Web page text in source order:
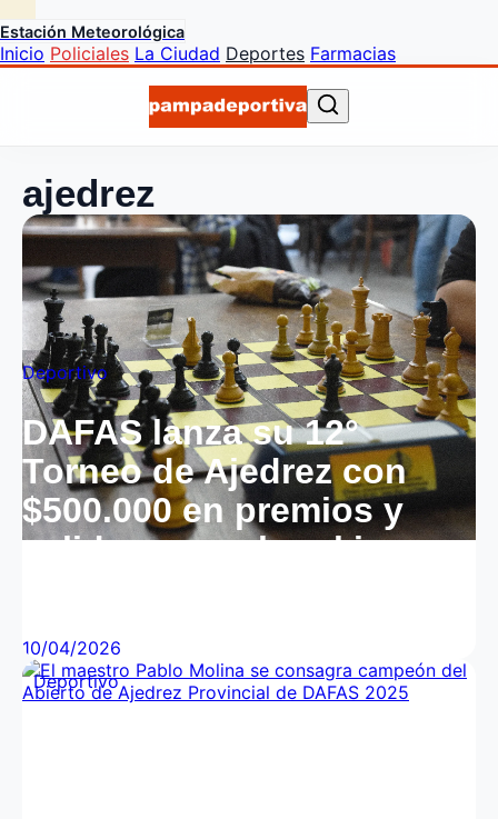
Estación Meteorológica
Inicio Policiales La Ciudad Deportes Farmacias
ajedrez
Deportivo
DAFAS lanza su 12°
Torneo de Ajedrez con
$500.000 en premios y
validez para el ranking
10/04/2026
Deportivo